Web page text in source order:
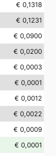
€ 0,1318
€ 0,1231
€ 0,0900
€ 0,0200
€ 0,0003
€ 0,0001
€ 0,0012
€ 0,0022
€ 0,0009
€ 0,0001